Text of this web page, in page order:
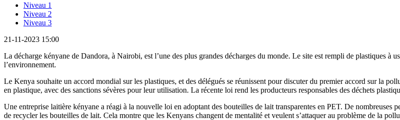
Niveau 1
Niveau 2
Niveau 3
21-11-2023 15:00
La décharge kényane de Dandora, à Nairobi, est l’une des plus grandes décharges du monde. Le site est rempli de plastiques à
l’environnement.
Le Kenya souhaite un accord mondial sur les plastiques, et des délégués se réunissent pour discuter du premier accord sur la
en plastique, avec des sanctions sévères pour leur utilisation. La récente loi rend les producteurs responsables des déchets
Une entreprise laitière kényane a réagi à la nouvelle loi en adoptant des bouteilles de lait transparentes en PET. De
de recycler les bouteilles de lait. Cela montre que les Kenyans changent de mentalité et veulent s’attaquer au problème de la